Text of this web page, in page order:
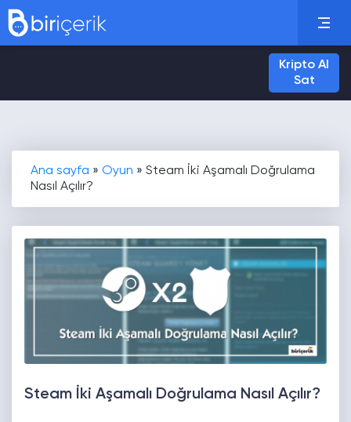
Kripto Al
Sat
Ana sayfa » Oyun » Steam İki Aşamalı Doğrulama
Nasıl Açılır?
Steam İki Aşamalı Doğrulama Nasıl Açılır?